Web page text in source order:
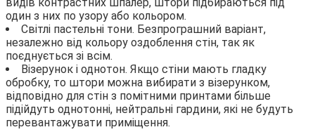
один з них по узору або кольором.
Світлі пастельні тони. Безпрограшний варіант,
незалежно від кольору оздоблення стін, так як
поєднується зі всім.
Візерунок і однотон. Якщо стіни мають гладку
обробку, то штори можна вибирати з візерунком,
відповідно для стін з помітними принтами більше
підійдуть однотонні, нейтральні гардини, які не будуть
перевантажувати приміщення.